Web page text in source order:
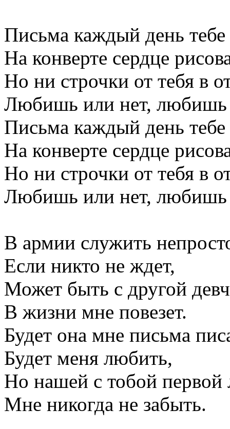
Письма каждый день тебе
На конверте сердце
Но ни строчки от тебя в
Любишь или нет, любишь
Письма каждый день тебе
На конверте сердце
Но ни строчки от тебя в
Любишь или нет, любишь
В армии служить
Если никто не ждет,
Может быть с другой
В жизни мне повезет.
Будет она мне письма
Будет меня любить,
Но нашей с тобой
Мне никогда не забыть.